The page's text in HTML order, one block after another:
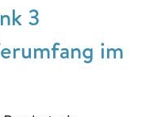
3
im